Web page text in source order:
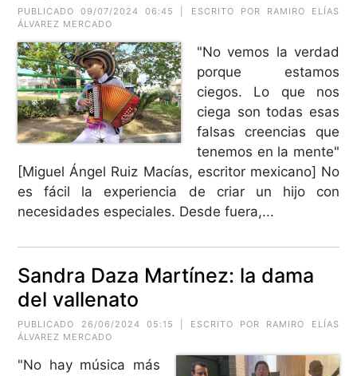
PUBLICADO 09/07/2024 06:45 | ESCRITO POR RAMIRO ELÍAS
ÁLVAREZ MERCADO
"No vemos la verdad
porque estamos
ciegos. Lo que nos
ciega son todas esas
falsas creencias que
tenemos en la mente"
[Miguel Ángel Ruiz Macías, escritor mexicano] No
es fácil la experiencia de criar un hijo con
necesidades especiales. Desde fuera,...
Sandra Daza Martínez: la dama
del vallenato
PUBLICADO 26/06/2024 05:15 | ESCRITO POR RAMIRO ELÍAS
ÁLVAREZ MERCADO
"No hay música más